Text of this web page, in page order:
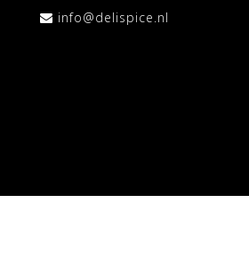
info@delispice.nl